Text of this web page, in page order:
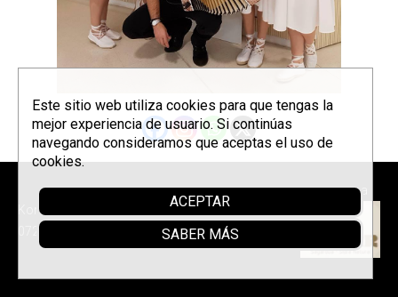
Korrontzi © 2026 - Tel. (+34) 618
072 076 -
Política de privacidad
Patrocina
Este sitio web utiliza cookies para que tengas la
mejor experiencia de usuario. Si continúas
navegando consideramos que aceptas el uso de
cookies.
ACEPTAR
SABER MÁS